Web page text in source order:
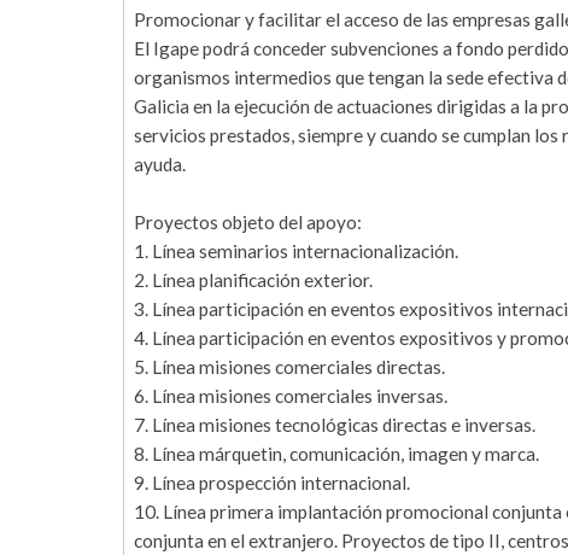
Promocionar y facilitar el acceso de las empresas
El Igape podrá conceder subvenciones a fondo
organismos intermedios que tengan la sede efectiva
Galicia en la ejecución de actuaciones dirigidas a la
servicios prestados, siempre y cuando se cumplan los
ayuda.
Proyectos objeto del apoyo:
1. Línea seminarios internacionalización.
2. Línea planificación exterior.
3. Línea participación en eventos expositivos
4. Línea participación en eventos expositivos y
5. Línea misiones comerciales directas.
6. Línea misiones comerciales inversas.
7. Línea misiones tecnológicas directas e inversas.
8. Línea márquetin, comunicación, imagen y marca.
9. Línea prospección internacional.
10. Línea primera implantación promocional
conjunta en el extranjero. Proyectos de tipo II,